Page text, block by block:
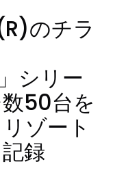
のチラ
シリー
50台を
ゾート
録